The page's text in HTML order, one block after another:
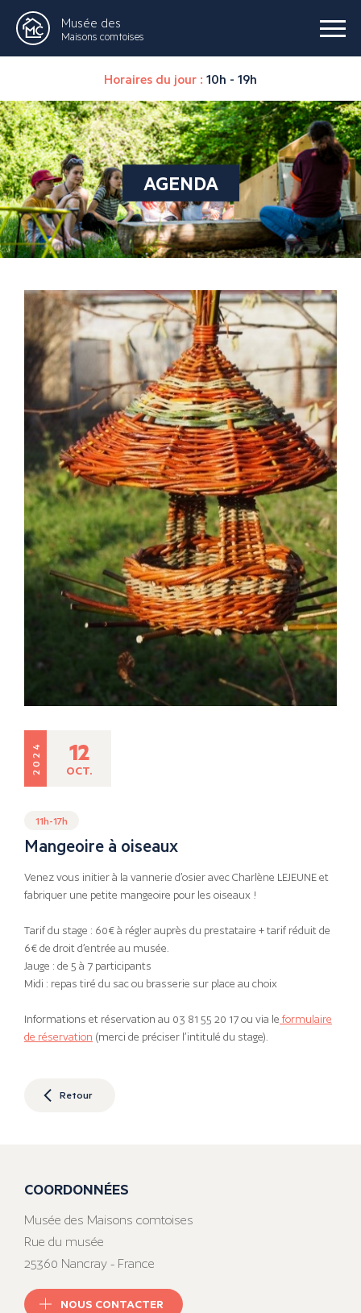
Musée des
Maisons comtoises
Horaires du jour : 10h - 19h
AGENDA
2024 12
OCT.
11h-17h
Mangeoire à oiseaux
Venez vous initier à la vannerie d’osier avec Charlène LEJEUNE et
fabriquer une petite mangeoire pour les oiseaux !
Tarif du stage : 60€ à régler auprès du prestataire + tarif réduit de
6€ de droit d’entrée au musée.
Jauge : de 5 à 7 participants
Midi : repas tiré du sac ou brasserie sur place au choix
Informations et réservation au 03 81 55 20 17 ou via le formulaire
de réservation (merci de préciser l’intitulé du stage).
Retour
COORDONNÉES
Musée des Maisons comtoises
Rue du musée
25360 Nancray - France
NOUS CONTACTER